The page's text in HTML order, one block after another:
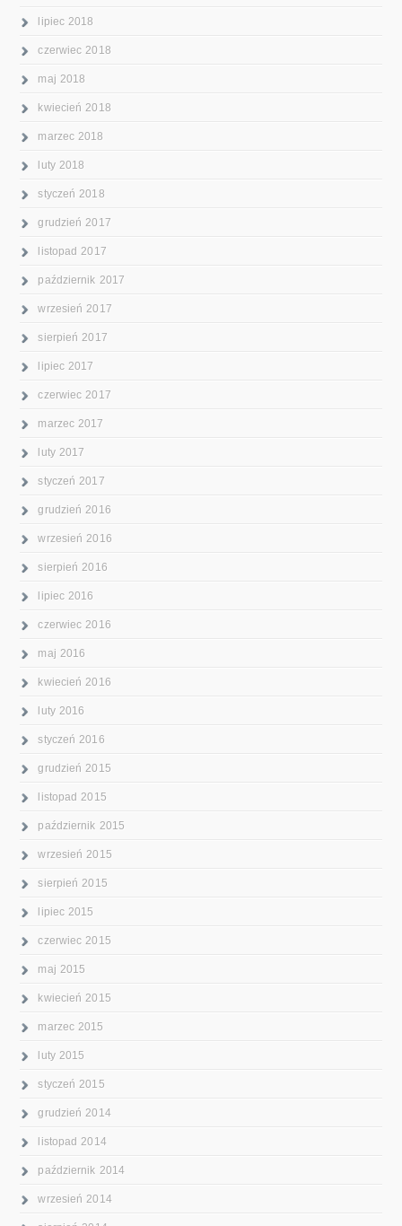
lipiec 2018
czerwiec 2018
maj 2018
kwiecień 2018
marzec 2018
luty 2018
styczeń 2018
grudzień 2017
listopad 2017
październik 2017
wrzesień 2017
sierpień 2017
lipiec 2017
czerwiec 2017
marzec 2017
luty 2017
styczeń 2017
grudzień 2016
wrzesień 2016
sierpień 2016
lipiec 2016
czerwiec 2016
maj 2016
kwiecień 2016
luty 2016
styczeń 2016
grudzień 2015
listopad 2015
październik 2015
wrzesień 2015
sierpień 2015
lipiec 2015
czerwiec 2015
maj 2015
kwiecień 2015
marzec 2015
luty 2015
styczeń 2015
grudzień 2014
listopad 2014
październik 2014
wrzesień 2014